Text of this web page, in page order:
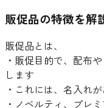
販促品の特徴を解
販促品とは、
・販促目的で、配布
します
・これには、名入れ
・ノベルティ、プレ